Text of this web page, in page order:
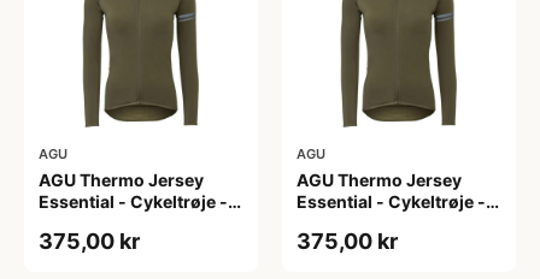
AGU
AGU Thermo Jersey
Essential - Cykeltrøje -
L
375,00 kr
AGU
AGU Thermo Jersey
Essential - Cykeltrøje -
M
375,00 kr